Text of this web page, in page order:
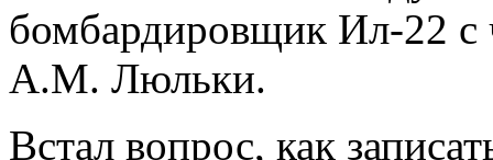
бомбардировщик Ил-22 с
А.М. Люльки.
Встал вопрос, как